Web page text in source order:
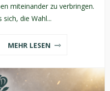
miteinander zu verbringen.
die Wahl...
MEHR LESEN